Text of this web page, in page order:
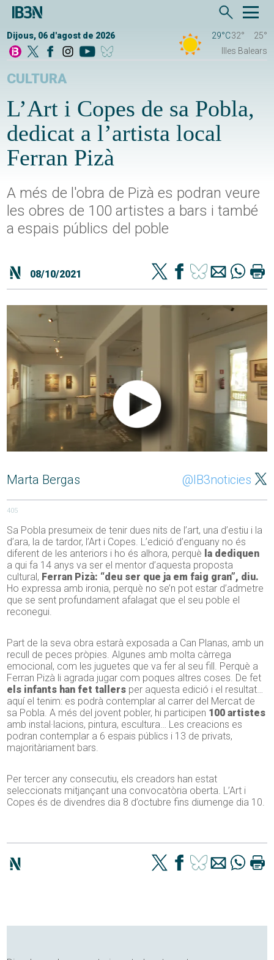
Dijous, 06 d'agost de 2026 29°C32°
25°
Illes Balears
CULTURA
L’Art i Copes de sa Pobla,
dedicat a l’artista local
Ferran Pizà
A més de l'obra de Pizà es podran veure
les obres de 100 artistes a bars i també
a espais públics del poble
08/10/2021
Marta Bergas @IB3noticies
405
Sa Pobla presumeix de tenir dues nits de l’art, una d’estiu i la
d’ara, la de tardor, l’Art i Copes. L’edició d’enguany no és
diferent de les anteriors i ho és alhora, perquè la dediquen
a qui fa 14 anys va ser el mentor d’aquesta proposta
cultural, Ferran Pizà: “deu ser que ja em faig gran”, diu.
Ho expressa amb ironia, perquè no se’n pot estar d’admetre
que se sent profundament afalagat que el seu poble el
reconegui.
Part de la seva obra estarà exposada a Can Planas, amb un
recull de peces pròpies. Algunes amb molta càrrega
emocional, com les juguetes que va fer al seu fill. Perquè a
Ferran Pizà li agrada jugar com poques altres coses. De fet
els infants han fet tallers per aquesta edició i el resultat…
aquí el tenim: es podrà contemplar al carrer del Mercat de
sa Pobla. A més del jovent pobler, hi participen 100 artistes
amb instal·lacions, pintura, escultura… Les creacions es
podran contemplar a 6 espais públics i 13 de privats,
majoritàriament bars.
Per tercer any consecutiu, els creadors han estat
seleccionats mitjançant una convocatòria oberta. L’Art i
Copes és de divendres dia 8 d’octubre fins diumenge dia 10.